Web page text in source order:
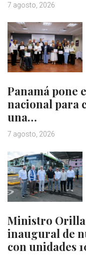
7 agosto, 2026
Panamá pone
nacional para
una…
7 agosto, 2026
Ministro
inaugural de
con unidades